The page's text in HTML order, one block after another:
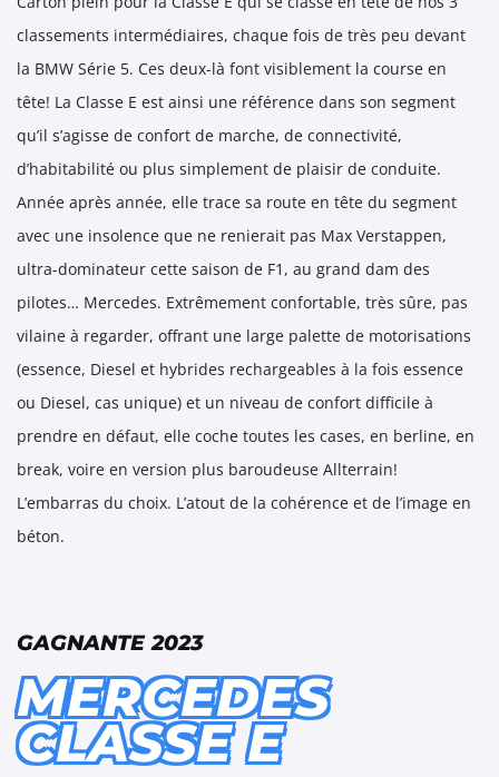
classements intermédiaires, chaque fois de très peu devant
la BMW Série 5. Ces deux-là font visiblement la course en
tête! La Classe E est ainsi une référence dans son segment
qu’il s’agisse de confort de marche, de connectivité,
d’habitabilité ou plus simplement de plaisir de conduite.
Année après année, elle trace sa route en tête du segment
avec une insolence que ne renierait pas Max Verstappen,
ultra-dominateur cette saison de F1, au grand dam des
pilotes… Mercedes. Extrêmement confortable, très sûre, pas
vilaine à regarder, offrant une large palette de motorisations
(essence, Diesel et hybrides rechargeables à la fois essence
ou Diesel, cas unique) et un niveau de confort difficile à
prendre en défaut, elle coche toutes les cases, en berline, en
break, voire en version plus baroudeuse Allterrain!
L’embarras du choix. L’atout de la cohérence et de l’image en
béton.
GAGNANTE 2023
MERCEDES
CLASSE E